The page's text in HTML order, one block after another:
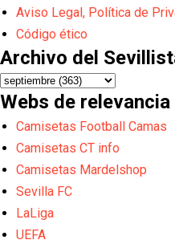
Aviso Legal, Política de
Código ético
Archivo del
Webs de relevancia
Camisetas Football Camas
Camisetas CT info
Camisetas Mardelshop
Sevilla FC
LaLiga
UEFA